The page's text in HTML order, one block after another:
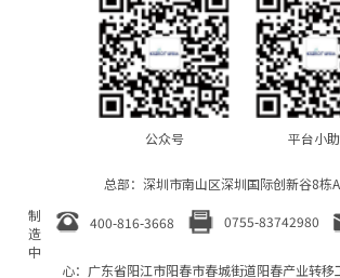
公众号 平台小
总部：深圳市南山区深圳国际创新谷8栋
400-816-3668 0755-83742980
制
造
中
心：广东省阳江市阳春市春城街道阳春产业转移